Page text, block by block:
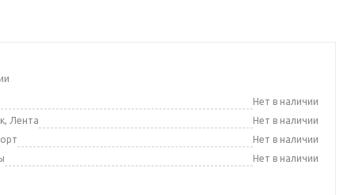
Нет в наличии
Лента
Нет в наличии
Нет в наличии
Нет в наличии